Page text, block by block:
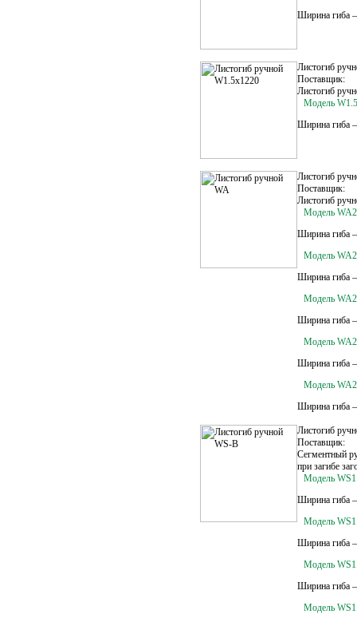
Ширина гиба
Листогиб
Поставщик:
Листогиб
Модель
Ширина гиба
Листогиб
Поставщик:
Листогиб
Модель
Ширина гиба
Модель
Ширина гиба
Модель
Ширина гиба
Модель
Ширина гиба
Модель
Ширина гиба
Листогиб
Поставщик:
Сегментный
при загибе
Модель
Ширина гиба
Модель
Ширина гиба
Модель
Ширина гиба
Модель